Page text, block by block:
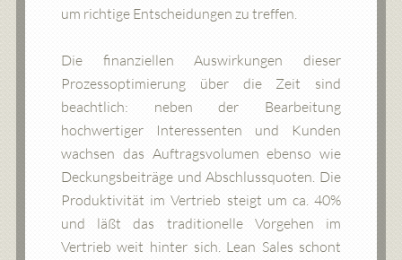
um richtige Entscheidungen zu treffen.
Die finanziellen Auswirkungen dieser
Prozessoptimierung über die Zeit sind
beachtlich: neben der Bearbeitung
hochwertiger Interessenten und Kunden
wachsen das Auftragsvolumen ebenso wie
Deckungsbeiträge und Abschlussquoten. Die
Produktivität im Vertrieb steigt um ca. 40%
und läßt das traditionelle Vorgehen im
Vertrieb weit hinter sich. Lean Sales schont